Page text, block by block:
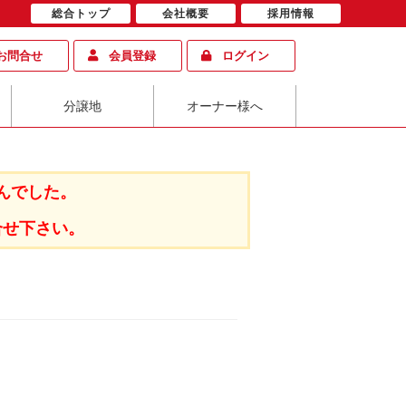
問合せ 会員登録 ログイン
分譲地 オーナー様へ
した。
下さい。
総合トップ 会社概要 採用情報